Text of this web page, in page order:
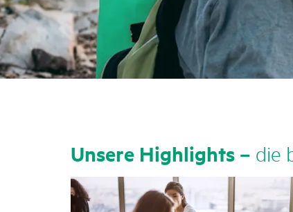
Unsere High­lights – die